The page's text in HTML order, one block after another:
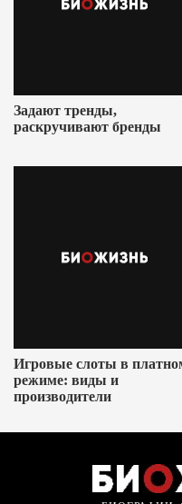
Задают тренды,
раскручивают бренды
Игровые слоты в
режиме: виды и
производители